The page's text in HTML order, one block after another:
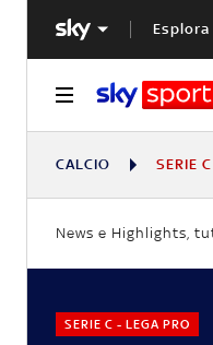
CALCIO
News e Highlights,
SERIE C - LEGA PRO